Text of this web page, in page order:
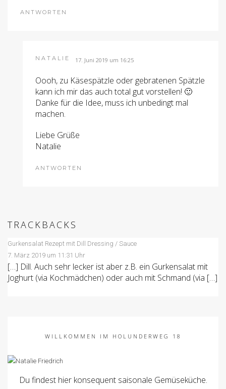
ANTWORTEN
NATALIE 17. Juni 2019 um 16:25
Oooh, zu Käsespätzle oder gebratenen Spätzle
kann ich mir das auch total gut vorstellen! 🙂
Danke für die Idee, muss ich unbedingt mal
machen.
Liebe Grüße
Natalie
ANTWORTEN
TRACKBACKS
Gurkensalat Rezept mit Dill Dressing / Sauce
7. März 2019 um 11:31 Uhr
[…] Dill. Auch sehr lecker ist aber z.B. ein Gurkensalat mit
Joghurt (via Kochmädchen) oder auch mit Schmand (via […]
WILLKOMMEN IM HOLUNDERWEG 18
Du findest hier konsequent saisonale Gemüseküche.